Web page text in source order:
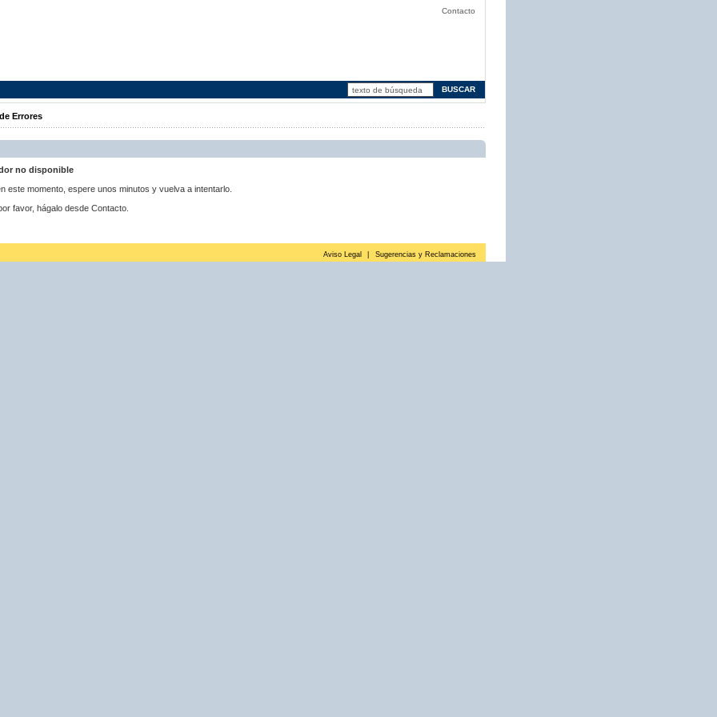
Contacto
Errores
no disponible
este momento, espere unos minutos y vuelva a intentarlo.
favor, hágalo desde Contacto.
Aviso Legal Sugerencias y Reclamaciones